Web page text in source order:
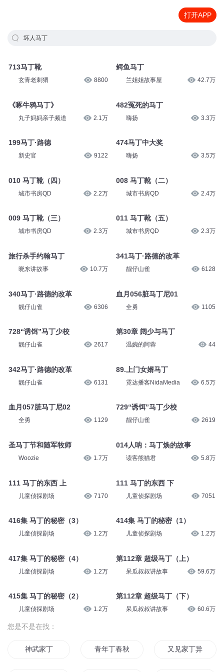
打开APP
坏人马丁
713马丁靴
玄青老刺猬 8800
《啄牛鸦马丁》
丸子妈妈亲子频道 2.1万
199马丁·路德
新史官 9122
010 马丁靴（四）
城市书房QD 2.2万
009 马丁靴（三）
城市书房QD 2.3万
旅行杀手约翰马丁
晓东讲故事 10.7万
340马丁·路德的改革
靓仔山雀 6306
728“诱饵”马丁少校
靓仔山雀 2617
342马丁·路德的改革
靓仔山雀 6131
血月057脏马丁尼02
全勇 1129
圣马丁节和随军牧师
Woozie 1.7万
111 马丁的东西 上
儿童侦探剧场 7170
416集 马丁的秘密（3）
儿童侦探剧场 1.2万
417集 马丁的秘密（4）
儿童侦探剧场 1.2万
415集 马丁的秘密（2）
儿童侦探剧场 1.2万
鳄鱼马丁
兰姐姐故事屋 42.7万
482冤死的马丁
嗨扬 3.3万
474马丁中大奖
嗨扬 3.5万
008 马丁靴（二）
城市书房QD 2.4万
011 马丁靴（五）
城市书房QD 2.3万
341马丁·路德的改革
靓仔山雀 6128
血月056脏马丁尼01
全勇 1105
第30章 阔少与马丁
温婉的阿蓉 44
89.上门女婿马丁
霓达播客NidaMedia 6.5万
729“诱饵”马丁少校
靓仔山雀 2619
014人呐：马丁焕的故事
读客熊猫君 5.8万
111 马丁的东西 下
儿童侦探剧场 7051
414集 马丁的秘密（1）
儿童侦探剧场 1.2万
第112章 超级马丁（上）
呆瓜叔叔讲故事 59.6万
第112章 超级马丁（下）
呆瓜叔叔讲故事 60.6万
您是不是在找：
神武家丁 青年丁春秋 又见家丁异界行